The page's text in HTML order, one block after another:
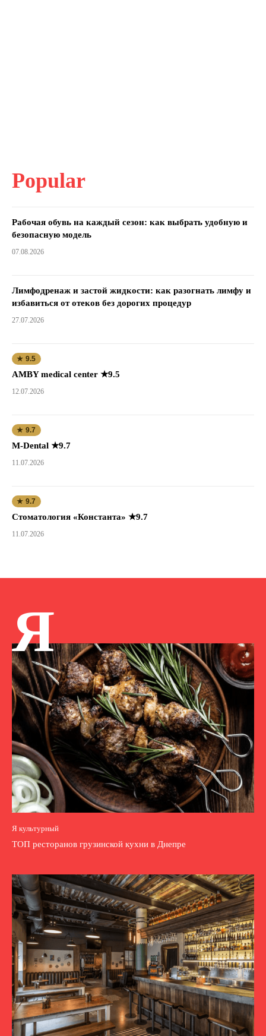
Popular
Рабочая обувь на каждый сезон: как выбрать удобную и
безопасную модель
07.08.2026
Лимфодренаж и застой жидкости: как разогнать лимфу и
избавиться от отеков без дорогих процедур
27.07.2026
★ 9.5
AMBY medical center ★9.5
12.07.2026
★ 9.7
M-Dental ★9.7
11.07.2026
★ 9.7
Стоматология «Константа» ★9.7
11.07.2026
Я
Я культурный
ТОП ресторанов грузинской кухни в Днепре